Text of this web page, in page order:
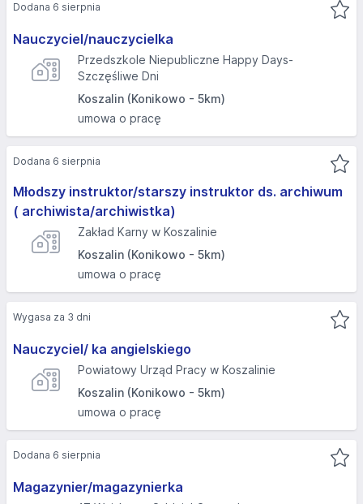
Nauczyciel/nauczycielka
Przedszkole Niepubliczne Happy Days-
Szczęśliwe Dni
Koszalin (Konikowo - 5km)
umowa o pracę
Dodana 6 sierpnia
Młodszy instruktor/starszy instruktor ds. archiwum
( archiwista/archiwistka)
Zakład Karny w Koszalinie
Koszalin (Konikowo - 5km)
umowa o pracę
Dodana 6 sierpnia
Nauczyciel/ ka angielskiego
Powiatowy Urząd Pracy w Koszalinie
Koszalin (Konikowo - 5km)
umowa o pracę
Wygasa za 3 dni
Magazynier/magazynierka
Dodana 6 sierpnia